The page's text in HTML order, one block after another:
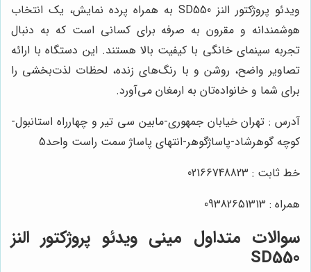
ویدئو پروژکتور النز SD550 به همراه پرده نمایش، یک انتخاب
هوشمندانه و مقرون به صرفه برای کسانی است که به دنبال
تجربه سینمای خانگی با کیفیت بالا هستند. این دستگاه با ارائه
تصاویر واضح، روشن و با رنگ‌های زنده، لحظات لذت‌بخشی را
برای شما و خانواده‌تان به ارمغان می‌آورد.
آدرس : تهران خیابان جمهوری-مابین سی تیر و چهارراه استانبول-
کوچه گوهرشاد-پاساژگوهر-انتهای پاساژ سمت راست واحد5
خط ثابت : 02166748823
همراه : 09382651313
سوالات متداول مینی ویدئو پروژکتور النز
SD550